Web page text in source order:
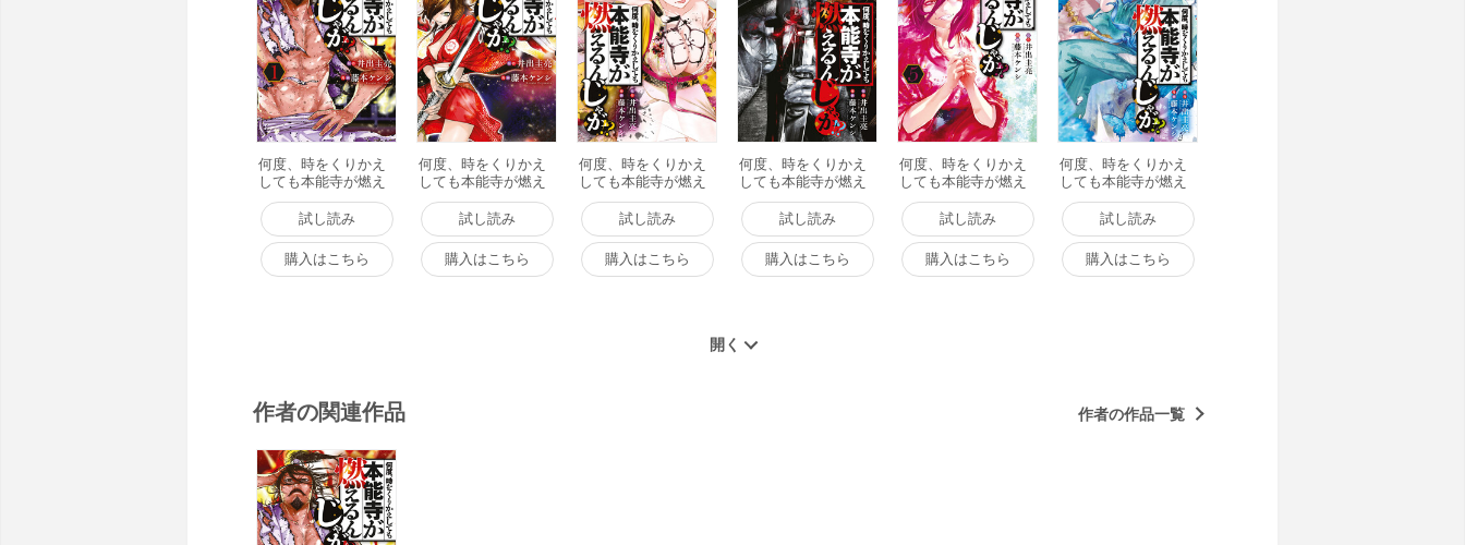
何度、時をくりかえ
しても本能寺が燃え
るんじゃが!? (1) 電子
書籍版試し読み
購入はこちら
何度、時をくりかえ
しても本能寺が燃え
るんじゃが!? (2) 電子
書籍版試し読み
購入はこちら
何度、時をくりかえ
しても本能寺が燃え
るんじゃが!? (3) 電子
書籍版試し読み
購入はこちら
何度、時をくりかえ
しても本能寺が燃え
るんじゃが!? (4) 電子
書籍版試し読み
購入はこちら
何度、時をくりかえ
しても本能寺が燃え
るんじゃが!? (5) 電子
書籍版試し読み
購入はこちら
何度、時をくりかえ
しても本能寺が燃え
るんじゃが!? (6) 電子
書籍版試し読み
購入はこちら
作者の関連作品 作者の作品一覧